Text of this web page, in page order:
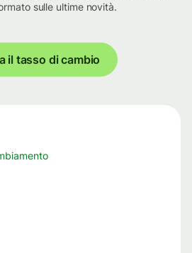
sulle ultime novità.
il tasso di cambio